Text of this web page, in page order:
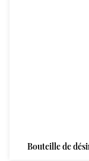
Bouteille de